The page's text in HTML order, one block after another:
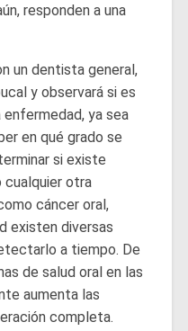
responden a una
un dentista general,
y observará si es
enfermedad, ya sea
en qué grado se
si existe
cualquier otra
cáncer oral,
existen diversas
a tiempo. De
de salud oral en las
aumenta las
completa.